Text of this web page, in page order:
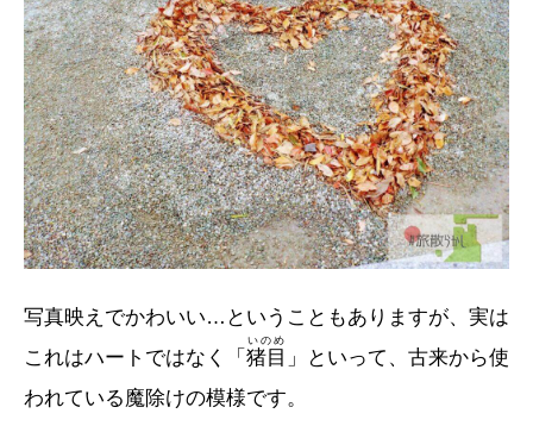
写真映えでかわいい…ということもありますが、実は
これはハートではなく「 猪目
いのめ
」といって、古来から使
われている魔除けの模様です。